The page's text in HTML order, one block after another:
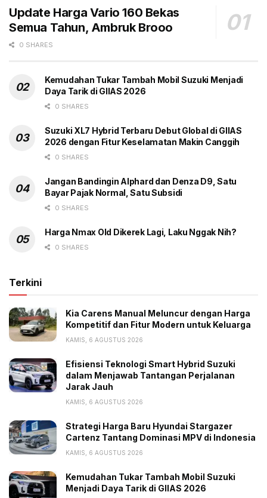
Naik
Penjualan Mitsubishi Suzuki
Update Harga Vario 160 Bekas
Semua Tahun, Ambruk Brooo
0 SHARES
Kemudahan Tukar Tambah Mobil Suzuki Menjadi
Daya Tarik di GIIAS 2026
0 SHARES
Suzuki XL7 Hybrid Terbaru Debut Global di GIIAS
2026 dengan Fitur Keselamatan Makin Canggih
0 SHARES
Jangan Bandingin Alphard dan Denza D9, Satu
Bayar Pajak Normal, Satu Subsidi
0 SHARES
Harga Nmax Old Dikerek Lagi, Laku Nggak Nih?
0 SHARES
Terkini
Kia Carens Manual Meluncur dengan Harga
Kompetitif dan Fitur Modern untuk Keluarga
KAMIS, 6 AGUSTUS 2026
Efisiensi Teknologi Smart Hybrid Suzuki
dalam Menjawab Tantangan Perjalanan
Jarak Jauh
KAMIS, 6 AGUSTUS 2026
Strategi Harga Baru Hyundai Stargazer
Cartenz Tantang Dominasi MPV di Indonesia
KAMIS, 6 AGUSTUS 2026
Kemudahan Tukar Tambah Mobil Suzuki
Menjadi Daya Tarik di GIIAS 2026